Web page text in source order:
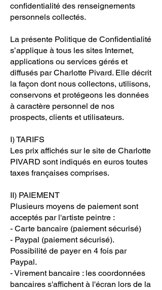
confidentialité des renseignements
personnels collectés.
La présente Politique de Confidentialité
s’applique à tous les sites Internet,
applications ou services gérés et
diffusés par Charlotte Pivard. Elle décrit
la façon dont nous collectons, utilisons,
conservons et protégeons les données
à caractère personnel de nos
prospects, clients et utilisateurs.
I) TARIFS
Les prix affichés sur le site de Charlotte
PIVARD sont indiqués en euros toutes
taxes françaises comprises.
II) PAIEMENT
Plusieurs moyens de paiement sont
acceptés par l'artiste peintre :
- Carte bancaire (paiement sécurisé)
- Paypal (paiement sécurisé).
Possibilité de payer en 4 fois par
Paypal.
- Virement bancaire : les coordonnées
bancaires s'affichent à l'écran lors de la